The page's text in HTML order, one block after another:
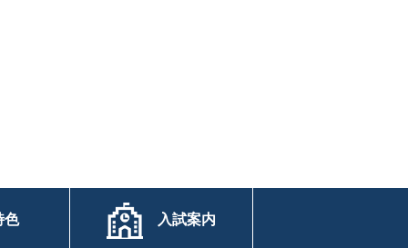
色 入試案内